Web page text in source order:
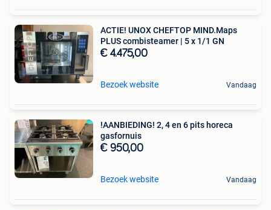
ACTIE! UNOX CHEFTOP MIND.Maps
PLUS combisteamer | 5 x 1/1 GN
€ 4.475,00
Bezoek website Vandaag
!AANBIEDING! 2, 4 en 6 pits horeca
gasfornuis
€ 950,00
Bezoek website Vandaag